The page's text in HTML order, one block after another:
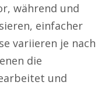
während und
einfacher
variieren je nach
die
und